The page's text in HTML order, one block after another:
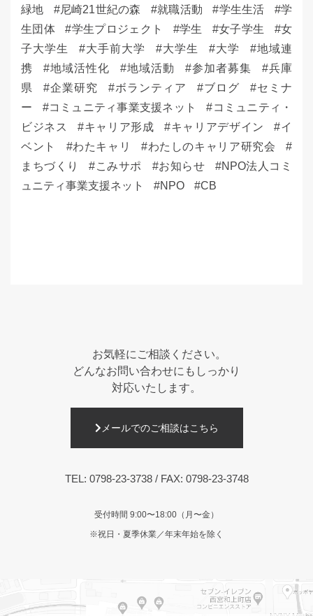
緑地
尼崎21世紀の森 就職活動 学生生活
学
生団体
学生プロジェクト 学生 女子学生
女
子大学生
大手前大学 大学生 大学
地域連
携
地域活性化 地域活動 参加者募集
兵庫
県
企業研究 ボランティア ブログ
セミナ
ー
コミュニティ事業支援ネット
コミュニティ・
ビジネス
キャリア形成 キャリアデザイン
イ
ベント
わたキャリ
わたしのキャリア研究会
まちづくり
こみサポ お知らせ
NPO法人コミ
ュニティ事業支援ネット
NPO CB
お気軽にご相談ください。
どんなお問い合わせにもしっかり
対応いたします。
メールでのご相談はこちら
TEL: 0798-23-3738/ FAX: 0798-23-3748
受付時間 9:00〜18:00（月〜金）
※祝日・夏季休業／年末年始を除く